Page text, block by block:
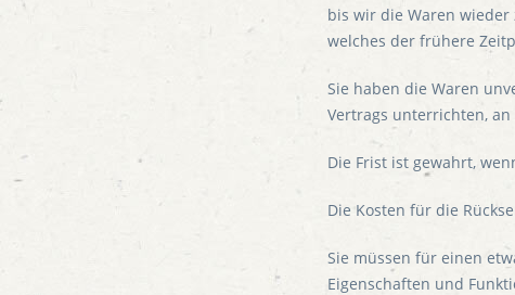
bis wir die Waren
welches der frühere
Sie haben die Waren
Vertrags unterrichten,
Die Frist ist gewahrt,
Die Kosten für die
Sie müssen für einen
Eigenschaften und